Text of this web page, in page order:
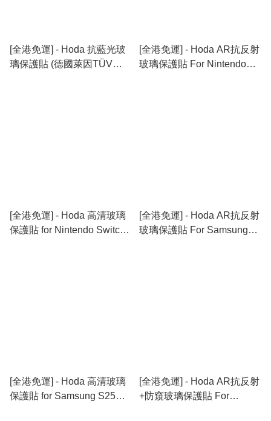
[全港免運] - Hoda 抗藍光玻
璃保護貼 (德國萊因TÜV
[全港免運] - Hoda AR抗反射
玻璃保護貼 For Nintendo
[全港免運] - Hoda 高清玻璃
保護貼 for Nintendo Switch
[全港免運] - Hoda AR抗反射
玻璃保護貼 For Samsung
[全港免運] - Hoda 高清玻璃
保護貼 for Samsung S25
[全港免運] - Hoda AR抗反射
+防窺玻璃保護貼 For